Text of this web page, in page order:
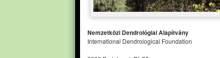
Nemzetközi Dendrológiai Alapítvány
International Dendrological Foundation